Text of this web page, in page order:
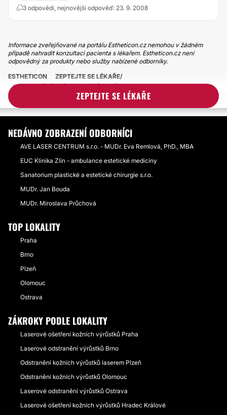
3 odpovědi, nejnovější odpověď: 23. 9. 2008
Informace zveřejňované na portálu Estheticon.cz nemohou v žádném
případě nahradit konzultaci pacienta s lékařem. Estheticon.cz není
odpovědný za produkty nebo služby nabízené odborníky.
ZEPTEJTE SE LÉKAŘE
ESTHETICON
ZEPTEJTE SE LÉKAŘE
ODSTRANĚNÍ KOŽNÍCH VÝRŮSTKŮ
ODSTRANĚNÍ CYSTY NA GENITÁLII
NEDÁVNO ZOBRAZENÍ ODBORNÍCI
AVE LASER CENTRUM s.r.o. - MUDr. Eva Remlová, PhD., MBA
EUC Klinika Zlín - ambulance estetické medicíny
Sanatorium plastické a estetické chirurgie s.r.o.
MUDr. Jan Bouda
MUDr. Miroslava Průchová
TOP LOKALITY
Praha
Brno
Plzeň
Olomouc
Ostrava
ZÁKROKY PODLE LOKALITY
Laserové ošetření kožních výrůstků Praha
Laserové odstranění výrůstků Brno
Odstranění kožních výrůstků laserem Plzeň
Odstranění kožních výrůstků Olomouc
Laserové odstranění výrůstků Ostrava
Laserové ošetření kožních výrůstků Hradec Králové